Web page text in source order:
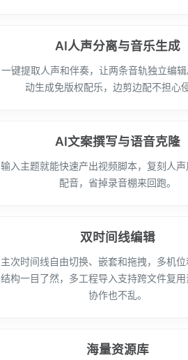
AI人声分离与音乐生成
一键提取人声和伴奏，让两条音轨独立编
动生成免版权配乐，边剪边配不担心侵
AI文案撰写与语音克隆
输入主题就能快速产出视频脚本，复刻人
配音，省掉录音棚来回跑。
双时间线编辑
主次时间线自由切换、嵌套和拖拽，多机
结构一目了然，多工程导入支持跨文件复用
协作也不乱。
海量资源库